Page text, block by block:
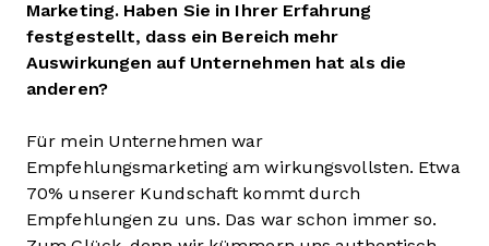
Marketing. Haben Sie in Ihrer Erfahrung
festgestellt, dass ein Bereich mehr
Auswirkungen auf Unternehmen hat als die
anderen?
Für mein Unternehmen war
Empfehlungsmarketing am wirkungsvollsten. Etwa
70% unserer Kundschaft kommt durch
Empfehlungen zu uns. Das war schon immer so.